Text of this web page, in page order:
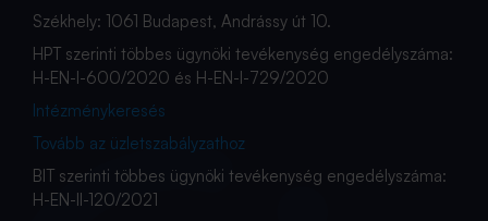
Székhely: 1061 Budapest, Andrássy út 10.
HPT szerinti többes ügynöki tevékenység engedélyszáma:
H-EN-I-600/2020 és H-EN-I-729/2020
Intézménykeresés
Tovább az üzletszabályzathoz
BIT szerinti többes ügynöki tevékenység engedélyszáma:
H-EN-II-120/2021